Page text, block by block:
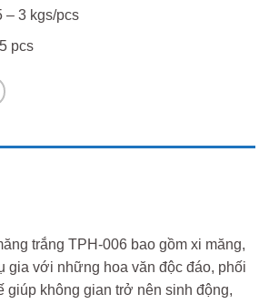
– 3 kgs/pcs
pcs
trắng TPH-006 bao gồm xi măng,
gia với những hoa văn độc đáo, phối
giúp không gian trở nên sinh động,